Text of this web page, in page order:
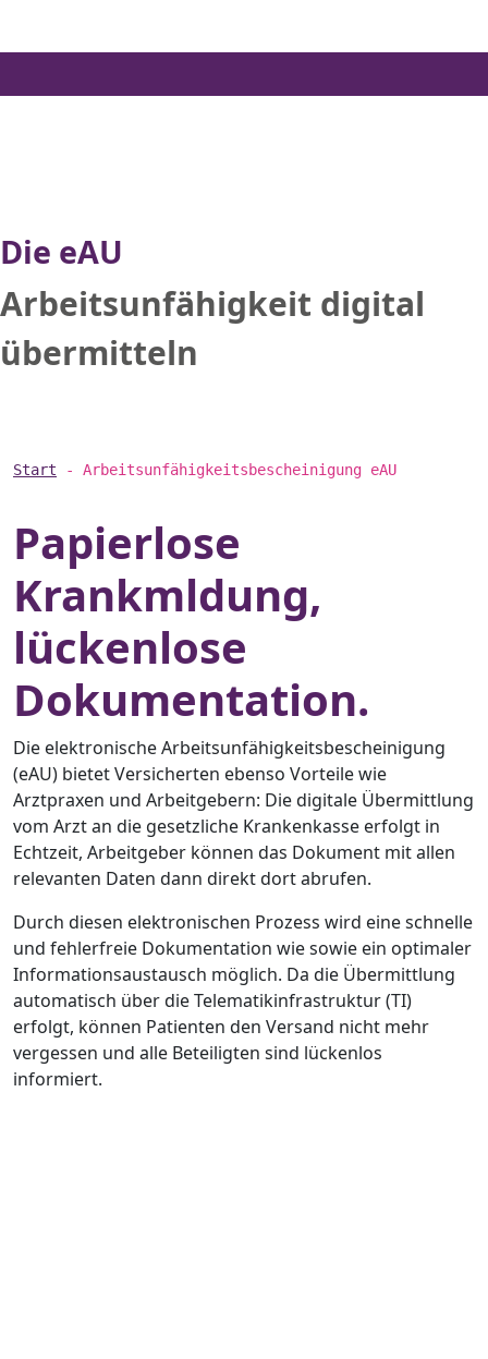
content
Die eAU
Arbeitsunfähigkeit digital
übermitteln
Start - Arbeitsunfähigkeitsbescheinigung eAU
Papierlose
Krankmldung,
lückenlose
Dokumentation.
Die elektronische Arbeitsunfähigkeitsbescheinigung
(eAU) bietet Versicherten ebenso Vorteile wie
Arztpraxen und Arbeitgebern: Die digitale Übermittlung
vom Arzt an die gesetzliche Krankenkasse erfolgt in
Echtzeit, Arbeitgeber können das Dokument mit allen
relevanten Daten dann direkt dort abrufen.
Durch diesen elektronischen Prozess wird eine schnelle
und fehlerfreie Dokumentation wie sowie ein optimaler
Informationsaustausch möglich. Da die Übermittlung
automatisch über die Telematikinfrastruktur (TI)
erfolgt, können Patienten den Versand nicht mehr
vergessen und alle Beteiligten sind lückenlos
informiert.